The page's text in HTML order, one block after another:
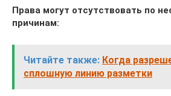
Права могут отсутствовать по
причинам:
Читайте также: Когда
сплошную линию разметки